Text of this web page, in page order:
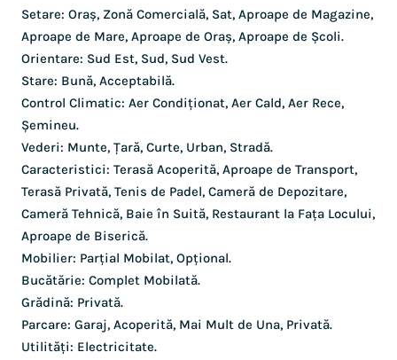
Setare: Oraș, Zonă Comercială, Sat, Aproape de Magazine,
Aproape de Mare, Aproape de Oraș, Aproape de Școli.
Orientare: Sud Est, Sud, Sud Vest.
Stare: Bună, Acceptabilă.
Control Climatic: Aer Condiționat, Aer Cald, Aer Rece,
Șemineu.
Vederi: Munte, Țară, Curte, Urban, Stradă.
Caracteristici: Terasă Acoperită, Aproape de Transport,
Terasă Privată, Tenis de Padel, Cameră de Depozitare,
Cameră Tehnică, Baie în Suită, Restaurant la Fața Locului,
Aproape de Biserică.
Mobilier: Parțial Mobilat, Opțional.
Bucătărie: Complet Mobilată.
Grădină: Privată.
Parcare: Garaj, Acoperită, Mai Mult de Una, Privată.
Utilități: Electricitate.